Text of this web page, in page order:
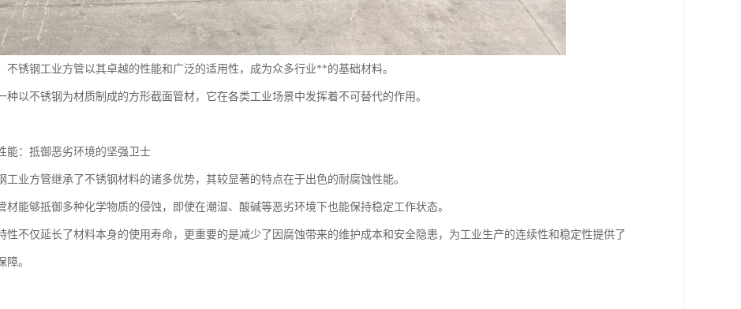
不锈钢工业方管以其卓越的性能和广泛的适用性，成为众多行业**的基础材料。
种以不锈钢为材质制成的方形截面管材，它在各类工业场景中发挥着不可替代的作用。
能：抵御恶劣环境的坚强卫士
工业方管继承了不锈钢材料的诸多优势，其较显著的特点在于出色的耐腐蚀性能。
材能够抵御多种化学物质的侵蚀，即使在潮湿、酸碱等恶劣环境下也能保持稳定工作状态。
性不仅延长了材料本身的使用寿命，更重要的是减少了因腐蚀带来的维护成本和安全隐患，为工业生产的连续性和稳定性提供了
障。